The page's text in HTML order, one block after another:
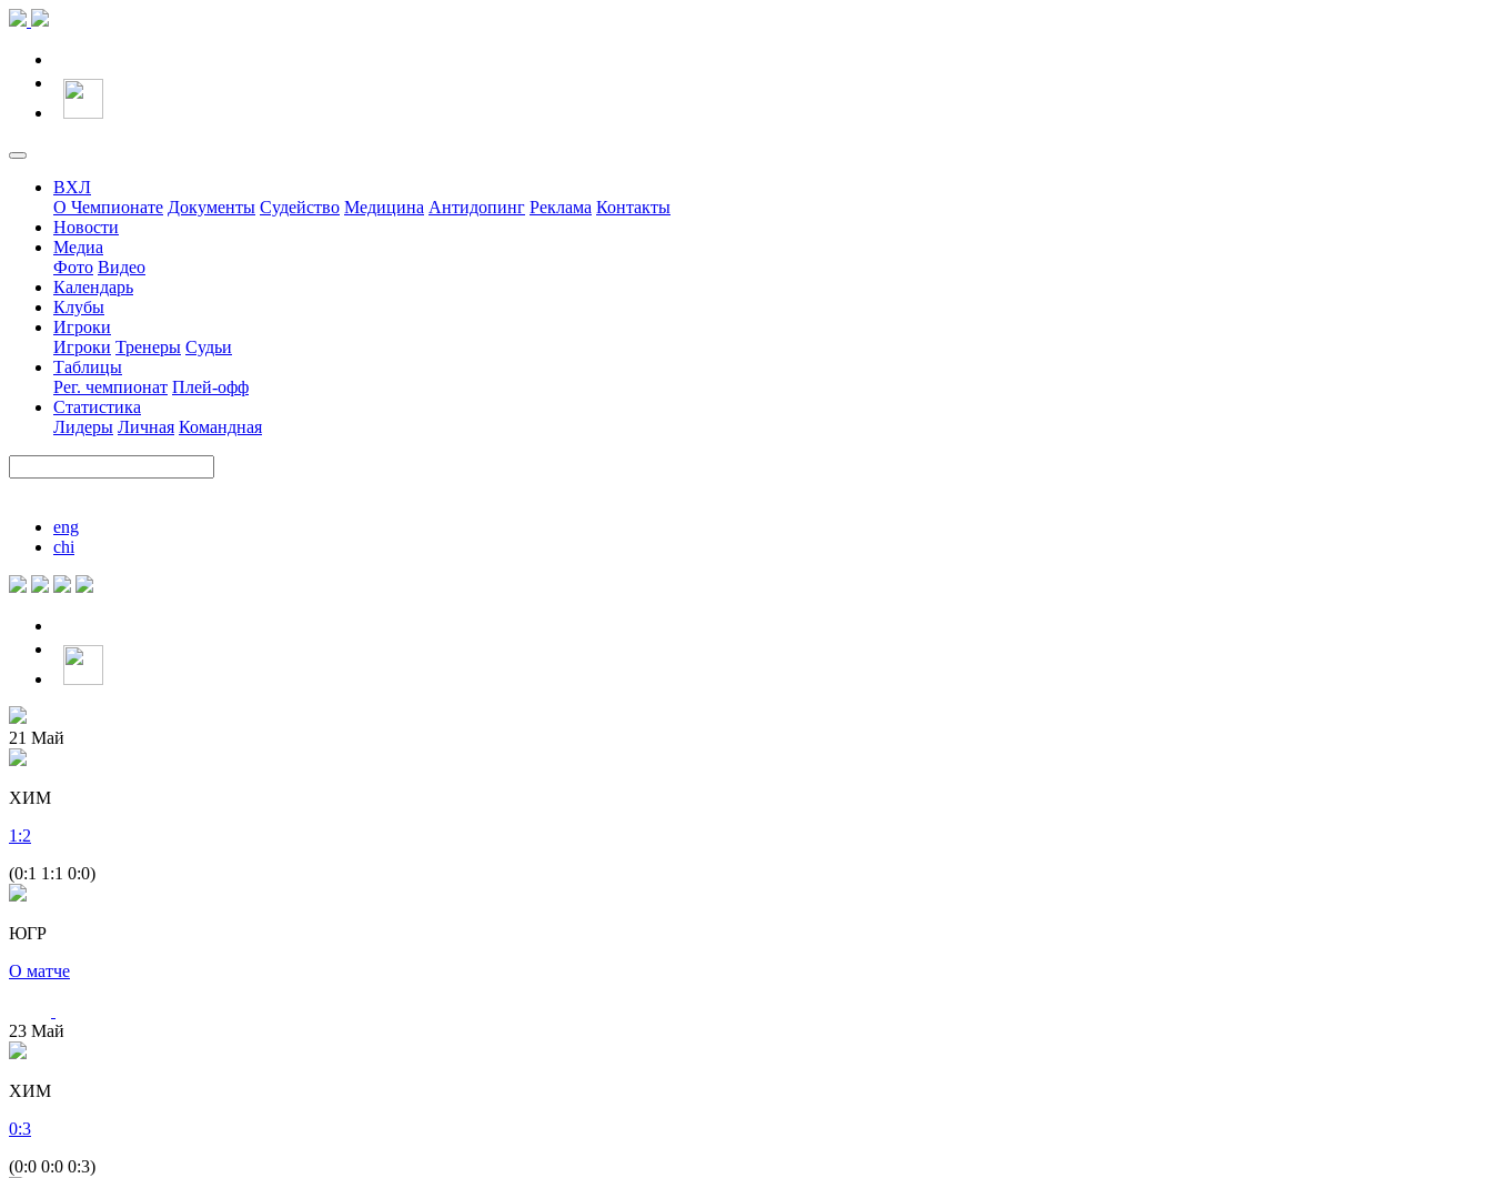
ВХЛ
О Чемпионате Документы Судейство Медицина Антидопинг Реклама Контакты
Новости
Медиа
Фото Видео
Календарь
Клубы
Игроки
Игроки Тренеры Судьи
Таблицы
Рег. чемпионат Плей-офф
Статистика
Лидеры Личная Командная
eng
chi
21 Май
ХИМ
1 :2
(0:1 1:1 0:0)
ЮГР
О матче
23 Май
ХИМ
0:3
(0:0 0:0 0:3)